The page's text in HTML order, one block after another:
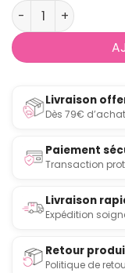
quantité de
Livraison
Dès 79€ d’achat
Paiement
Transaction
Livraison
Expédition
Retour
Politique de